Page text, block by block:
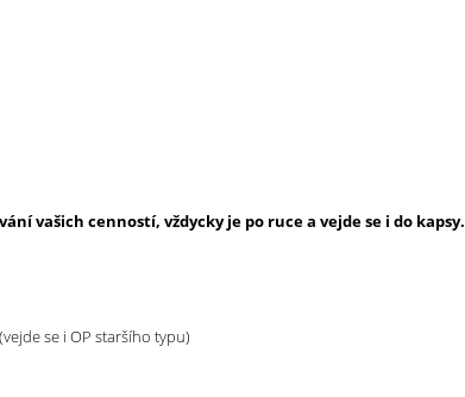
vašich cenností, vždycky je po ruce a vejde se i do kapsy.
se i OP staršího typu)